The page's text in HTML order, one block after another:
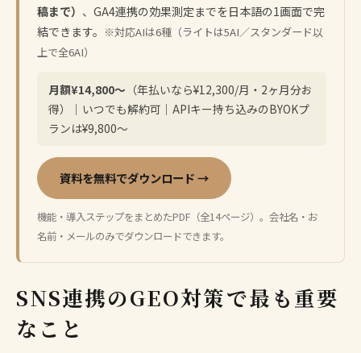
稿まで） 、GA4連携の効果測定までを日本語の1画面で完
結できます。 ※対応AIは6種（ライトは5AI／スタンダード以
上で全6AI）
月額¥14,800〜 （年払いなら¥12,300/月・2ヶ月分お
得）｜いつでも解約可｜APIキー持ち込みのBYOKプ
ランは¥9,800〜
資料を無料でダウンロード →
機能・導入ステップをまとめたPDF（全14ページ）。会社名・お
名前・メールのみでダウンロードできます。
SNS連携のGEO対策で最も重要
なこと